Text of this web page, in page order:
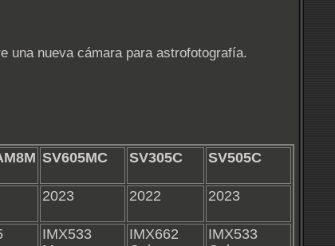
una nueva cámara para astrofotografía.
SV605MC SV305C SV505C
2023 2022 2023
IMX533
IMX662
IMX533